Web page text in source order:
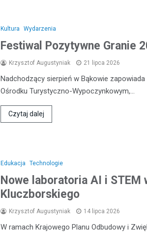
Kultura Wydarzenia
Festiwal Pozytywne Granie
Krzysztof Augustyniak 21 lipca 2026
Nadchodzący sierpień w Bąkowie
Ośrodku Turystyczno-Wypoczynkowym,…
Czytaj dalej
Edukacja Technologie
Nowe laboratoria AI i STEM
Kluczborskiego
Krzysztof Augustyniak 14 lipca 2026
W ramach Krajowego Planu Odbudowy i